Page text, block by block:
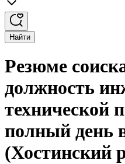
Найти
Резюме
должность
технической
полный день
(Хостинский